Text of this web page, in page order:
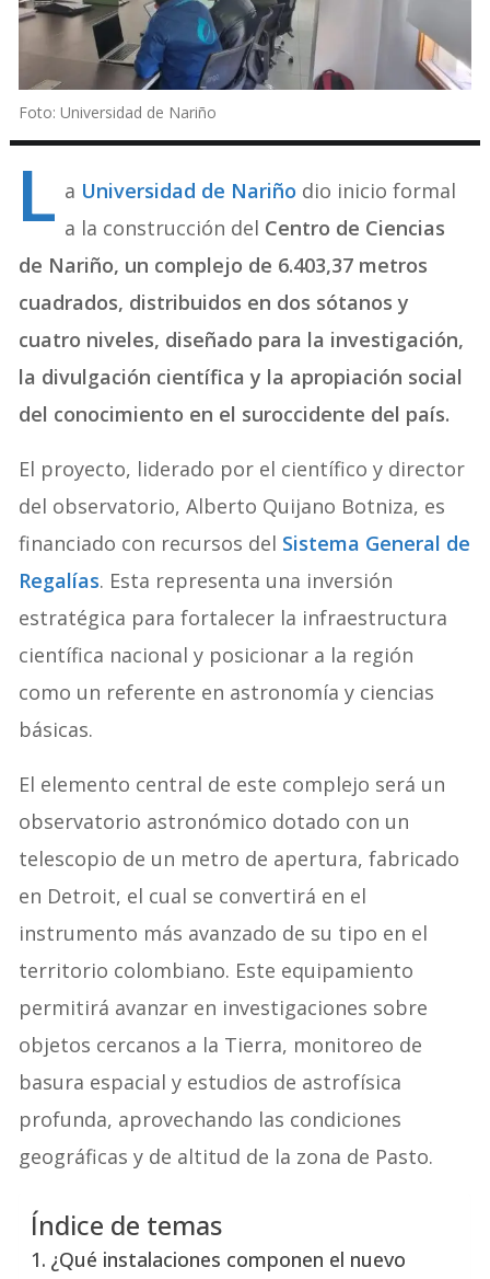
Foto: Universidad de Nariño
L a Universidad de Nariño dio inicio formal
a la construcción del Centro de Ciencias
de Nariño, un complejo de 6.403,37 metros
cuadrados, distribuidos en dos sótanos y
cuatro niveles, diseñado para la investigación,
la divulgación científica y la apropiación social
del conocimiento en el suroccidente del país.
El proyecto, liderado por el científico y director
del observatorio, Alberto Quijano Botniza, es
financiado con recursos del Sistema General de
Regalías. Esta representa una inversión
estratégica para fortalecer la infraestructura
científica nacional y posicionar a la región
como un referente en astronomía y ciencias
básicas.
El elemento central de este complejo será un
observatorio astronómico dotado con un
telescopio de un metro de apertura, fabricado
en Detroit, el cual se convertirá en el
instrumento más avanzado de su tipo en el
territorio colombiano. Este equipamiento
permitirá avanzar en investigaciones sobre
objetos cercanos a la Tierra, monitoreo de
basura espacial y estudios de astrofísica
profunda, aprovechando las condiciones
geográficas y de altitud de la zona de Pasto.
Índice de temas
¿Qué instalaciones componen el nuevo